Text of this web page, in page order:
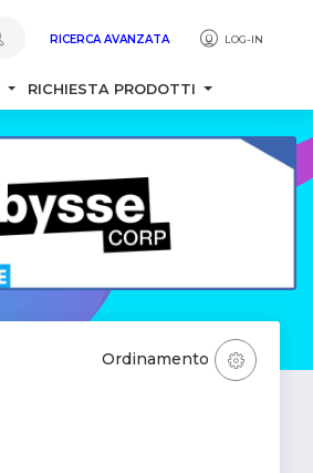
RICERCA AVANZATA LOG-IN
RICHIESTA PRODOTTI
Ordinamento